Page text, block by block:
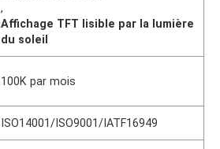
,
Affichage TFT lisible par la lumière
du soleil
100K par mois
ISO14001/ISO9001/IATF16949